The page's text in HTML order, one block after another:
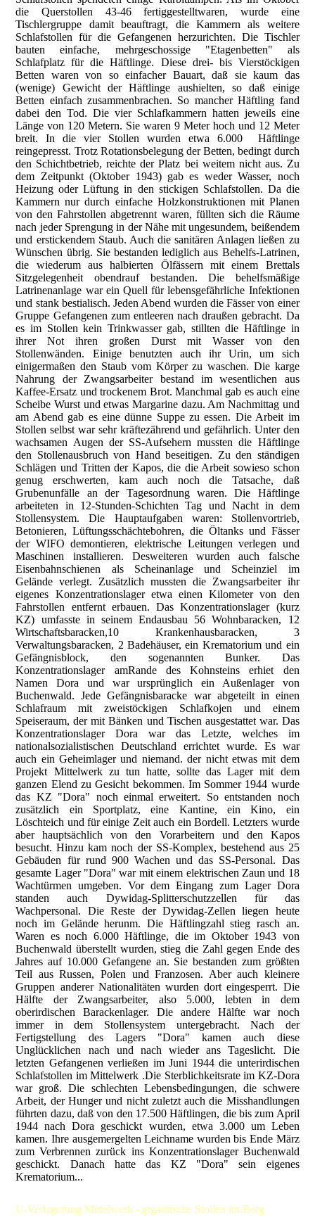
die Querstollen 43-46 fertiggestelltwaren, wurde eine
Tischlergruppe damit beauftragt, die Kammern als weitere
Schlafstollen für die Gefangenen herzurichten. Die Tischler
bauten einfache, mehrgeschossige "Etagenbetten" als
Schlafplatz für die Häftlinge. Diese drei- bis Vierstöckigen
Betten waren von so einfacher Bauart, daß sie kaum das
(wenige) Gewicht der Häftlinge aushielten, so daß einige
Betten einfach zusammenbrachen. So mancher Häftling fand
dabei den Tod. Die vier Schlafkammern hatten jeweils eine
Länge von 120 Metern. Sie waren 9 Meter hoch und 12 Meter
breit. In die vier Stollen wurden etwa 6.000 Häftlinge
reingepresst. Trotz Rotationsbelegung der Betten, bedingt durch
den Schichtbetrieb, reichte der Platz bei weitem nicht aus. Zu
dem Zeitpunkt (Oktober 1943) gab es weder Wasser, noch
Heizung oder Lüftung in den stickigen Schlafstollen. Da die
Kammern nur durch einfache Holzkonstruktionen mit Planen
von den Fahrstollen abgetrennt waren, füllten sich die Räume
nach jeder Sprengung in der Nähe mit ungesundem, beißendem
und erstickendem Staub. Auch die sanitären Anlagen ließen zu
Wünschen übrig. Sie bestanden lediglich aus Behelfs-Latrinen,
die wiederum aus halbierten Ölfässern mit einem Brettals
Sitzgelegenheit obendrauf bestanden. Die behelfsmäßige
Latrinenanlage war ein Quell für lebensgefährliche Infektionen
und stank bestialisch. Jeden Abend wurden die Fässer von einer
Gruppe Gefangenen zum entleeren nach draußen gebracht. Da
es im Stollen kein Trinkwasser gab, stillten die Häftlinge in
ihrer Not ihren großen Durst mit Wasser von den
Stollenwänden. Einige benutzten auch ihr Urin, um sich
einigermaßen den Staub vom Körper zu waschen. Die karge
Nahrung der Zwangsarbeiter bestand im wesentlichen aus
Kaffee-Ersatz und trockenem Brot. Manchmal gab es auch eine
Scheibe Wurst und etwas Margarine dazu. Am Nachmittag und
am Abend gab es eine dünne Suppe zu essen. Die Arbeit im
Stollen selbst war sehr kräftezährend und gefährlich. Unter den
wachsamen Augen der SS-Aufsehern mussten die Häftlinge
den Stollenausbruch von Hand beseitigen. Zu den ständigen
Schlägen und Tritten der Kapos, die die Arbeit sowieso schon
genug erschwerten, kam auch noch die Tatsache, daß
Grubenunfälle an der Tagesordnung waren. Die Häftlinge
arbeiteten in 12-Stunden-Schichten Tag und Nacht in dem
Stollensystem. Die Hauptaufgaben waren: Stollenvortrieb,
Betonieren, Lüftungsschächtebohren, die Öltanks und Fässer
der WIFO demontieren, elektrische Leitungen verlegen und
Maschinen installieren. Desweiteren wurden auch falsche
Eisenbahnschienen als Scheinanlage und Scheinziel im
Gelände verlegt. Zusätzlich mussten die Zwangsarbeiter ihr
eigenes Konzentrationslager etwa einen Kilometer von den
Fahrstollen entfernt erbauen. Das Konzentrationslager (kurz
KZ) umfasste in seinem Endausbau 56 Wohnbaracken, 12
Wirtschaftsbaracken,10 Krankenhausbaracken, 3
Verwaltungsbaracken, 2 Badehäuser, ein Krematorium und ein
Gefängnisblock, den sogenannten Bunker. Das
Konzentrationslager amRande des Kohnsteins erhiet den
Namen Dora und war ursprünglich ein Außenlager von
Buchenwald. Jede Gefängnisbaracke war abgeteilt in einen
Schlafraum mit zweistöckigen Schlafkojen und einem
Speiseraum, der mit Bänken und Tischen ausgestattet war. Das
Konzentrationslager Dora war das Letzte, welches im
nationalsozialistischen Deutschland errichtet wurde. Es war
auch ein Geheimlager und niemand. der nicht etwas mit dem
Projekt Mittelwerk zu tun hatte, sollte das Lager mit dem
ganzen Elend zu Gesicht bekommen. Im Sommer 1944 wurde
das KZ "Dora" noch einmal erweitert. So entstanden noch
zusätzlich ein Sportplatz, eine Kantine, ein Kino, ein
Löschteich und für einige Zeit auch ein Bordell. Letzters wurde
aber hauptsächlich von den Vorarbeitern und den Kapos
besucht. Hinzu kam noch der SS-Komplex, bestehend aus 25
Gebäuden für rund 900 Wachen und das SS-Personal. Das
gesamte Lager "Dora" war mit einem elektrischen Zaun und 18
Wachtürmen umgeben. Vor dem Eingang zum Lager Dora
standen auch Dywidag-Splitterschutzzellen für das
Wachpersonal. Die Reste der Dywidag-Zellen liegen heute
noch im Gelände herunm. Die Häftlingzahl stieg rasch an.
Waren es noch 6.000 Häftlinge, die im Oktober 1943 von
Buchenwald überstellt wurden, stieg die Zahl gegen Ende des
Jahres auf 10.000 Gefangene an. Sie bestanden zum größten
Teil aus Russen, Polen und Franzosen. Aber auch kleinere
Gruppen anderer Nationalitäten wurden dort eingesperrt. Die
Hälfte der Zwangsarbeiter, also 5.000, lebten in dem
oberirdischen Barackenlager. Die andere Hälfte war noch
immer in dem Stollensystem untergebracht. Nach der
Fertigstellung des Lagers "Dora" kamen auch diese
Unglücklichen nach und nach wieder ans Tageslicht. Die
letzten Gefangenen verließen im Juni 1944 die unterirdischen
Schlafstollen im Mittelwerk .Die Sterblichkeitsrate im KZ-Dora
war groß. Die schlechten Lebensbedingungen, die schwere
Arbeit, der Hunger und nicht zuletzt auch die Misshandlungen
führten dazu, daß von den 17.500 Häftlingen, die bis zum April
1944 nach Dora geschickt wurden, etwa 3.000 um Leben
kamen. Ihre ausgemergelten Leichname wurden bis Ende März
zum Verbrennen zurück ins Konzentrationslager Buchenwald
geschickt. Danach hatte das KZ "Dora" sein eigenes
Krematorium...
U-Verlagerung Mittelwerk - gigantische Stollen im Berg